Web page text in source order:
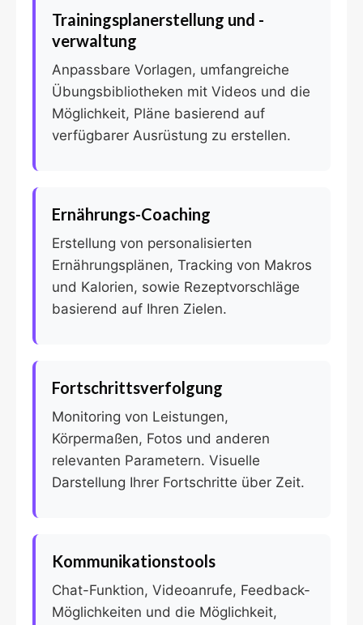
Trainingsplanerstellung und -
verwaltung
Anpassbare Vorlagen, umfangreiche
Übungsbibliotheken mit Videos und die
Möglichkeit, Pläne basierend auf
verfügbarer Ausrüstung zu erstellen.
Ernährungs-Coaching
Erstellung von personalisierten
Ernährungsplänen, Tracking von Makros
und Kalorien, sowie Rezeptvorschläge
basierend auf Ihren Zielen.
Fortschrittsverfolgung
Monitoring von Leistungen,
Körpermaßen, Fotos und anderen
relevanten Parametern. Visuelle
Darstellung Ihrer Fortschritte über Zeit.
Kommunikationstools
Chat-Funktion, Videoanrufe, Feedback-
Möglichkeiten und die Möglichkeit,